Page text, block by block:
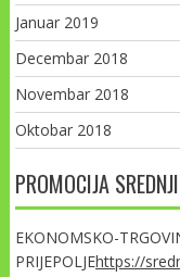
Januar 2019
Decembar 2018
Novembar 2018
Oktobar 2018
PROMOCIJA
EKONOMSKO-
PRIJEPOLJEhttps://